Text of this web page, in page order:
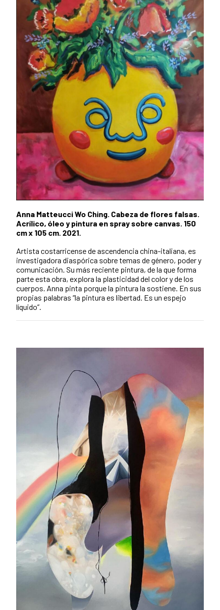
Anna Matteucci Wo Ching. Cabeza de flores falsas.
Acrílico, óleo y pintura en spray sobre canvas. 150
cm x 105 cm. 2021.
Artista costarricense de ascendencia china-italiana, es
investigadora diaspórica sobre temas de género, poder y
comunicación. Su más reciente pintura, de la que forma
parte esta obra, explora la plasticidad del color y de los
cuerpos. Anna pinta porque la pintura la sostiene. En sus
propias palabras “la pintura es libertad. Es un espejo
líquido”.